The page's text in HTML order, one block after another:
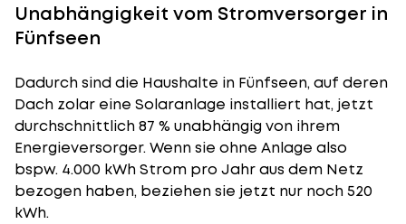
Unabhängigkeit vom Stromversorger in
Fünfseen
Dadurch sind die Haushalte in Fünfseen, auf deren
Dach zolar eine Solaranlage installiert hat, jetzt
durchschnittlich 87 % unabhängig von ihrem
Energieversorger. Wenn sie ohne Anlage also
bspw. 4.000 kWh Strom pro Jahr aus dem Netz
bezogen haben, beziehen sie jetzt nur noch 520
kWh.